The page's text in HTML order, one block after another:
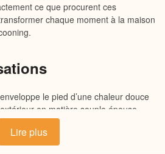
ce que procurent ces
chaque moment à la maison
le pied d’une chaleur douce
en matière souple épouse
pied. La semelle légère et flexible
sur tous types de sols, du parquet
du salon. Chaque détail de
Lire plus